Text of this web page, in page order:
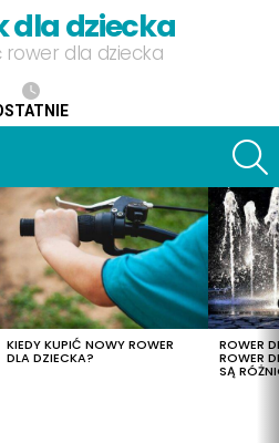
dla dziecka
dla dziecka
KIEDY KUPIĆ NOWY ROWER
DLA DZIECKA?
ROWER
ROWER
SĄ